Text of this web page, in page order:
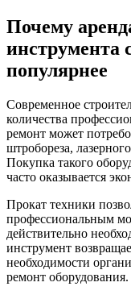
Почему
инструмента
популярнее
Современное
количества
ремонт может
штробореза,
Покупка такого
часто оказывается
Прокат техники
профессиональным
действительно
инструмент
необходимости
ремонт оборудования.